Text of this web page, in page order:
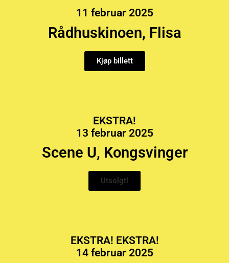
11 februar 2025
Rådhuskinoen, Flisa
Kjøp billett
EKSTRA!
13 februar 2025
Scene U, Kongsvinger
Utsolgt!
EKSTRA! EKSTRA!
14 februar 2025